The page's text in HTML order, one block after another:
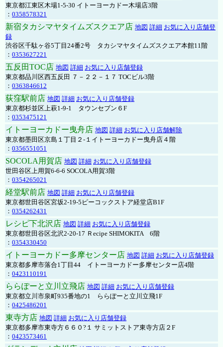
東京都江東区木場1-5-30 イトーヨーカドー木場店3階
： 0358578321
新宿タカシマヤタイムズスクエア店 地図 詳細 お気に入り店舗登
録
渋谷区千駄ヶ谷5丁目24番2号 タカシマヤタイムズスクエア本館11階
： 0353627221
五反田TOC店 地図 詳細 お気に入り店舗登録
東京都品川区西五反田 ７－２２－１７ TOCビル3階
： 0363846612
荻窪駅前店 地図 詳細 お気に入り店舗登録
東京都杉並区上萩1-9-1 タウンセブン６F
： 0353475121
イトーヨーカドー曳舟店 地図 詳細 お気に入り店舗解除
東京都墨田区京島１丁目２-１イトーヨーカドー曳舟店４階
： 0356551051
SOCOLA用賀店 地図 詳細 お気に入り店舗登録
世田谷区上用賀6-6-6 SOCOLA用賀3階
： 0354265021
経堂駅前店 地図 詳細 お気に入り店舗登録
東京都世田谷区宮坂2-19-5ピーコックストア経堂店B1F
： 0354262431
レシピ下北沢店 地図 詳細 お気に入り店舗登録
東京都世田谷区北沢2-20-17 Ｒecipe SHIMOKITA 6階
： 0354330450
イトーヨーカドー多摩センター店 地図 詳細 お気に入り店舗登録
東京都多摩市落合1丁目44 イトーヨーカドー多摩センター店4階
： 0423110191
ららぽーと立川立飛店 地図 詳細 お気に入り店舗登録
東京都立川市泉町935番地の1 ららぽーと立川立飛1F
： 0425486201
東寺方店 地図 詳細 お気に入り店舗登録
東京都多摩市東寺方６６０?１ サミットストア東寺方店２F
： 0423573461